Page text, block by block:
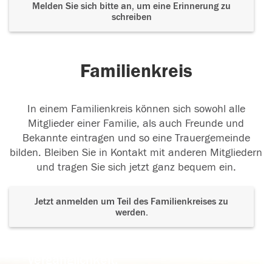
Melden Sie sich bitte an, um eine Erinnerung zu
schreiben
Familienkreis
In einem Familienkreis können sich sowohl alle
Mitglieder einer Familie, als auch Freunde und
Bekannte eintragen und so eine Trauergemeinde
bilden. Bleiben Sie in Kontakt mit anderen Mitgliedern
und tragen Sie sich jetzt ganz bequem ein.
Jetzt anmelden um Teil des Familienkreises zu
werden.